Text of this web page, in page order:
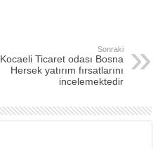
Sonraki
Kocaeli Ticaret odası Bosna
Hersek yatırım fırsatlarını
incelemektedir